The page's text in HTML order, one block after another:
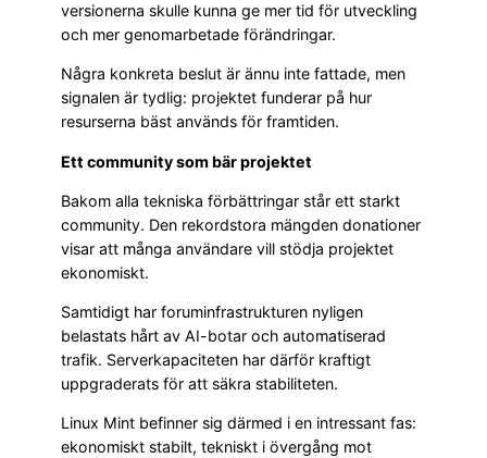
versionerna skulle kunna ge mer tid för utveckling
och mer genomarbetade förändringar.
Några konkreta beslut är ännu inte fattade, men
signalen är tydlig: projektet funderar på hur
resurserna bäst används för framtiden.
Ett community som bär projektet
Bakom alla tekniska förbättringar står ett starkt
community. Den rekordstora mängden donationer
visar att många användare vill stödja projektet
ekonomiskt.
Samtidigt har foruminfrastrukturen nyligen
belastats hårt av AI-botar och automatiserad
trafik. Serverkapaciteten har därför kraftigt
uppgraderats för att säkra stabiliteten.
Linux Mint befinner sig därmed i en intressant fas:
ekonomiskt stabilt, tekniskt i övergång mot